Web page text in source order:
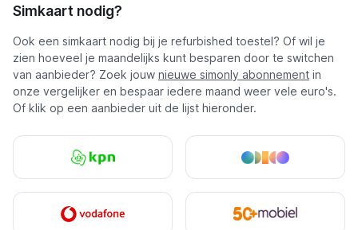
Simkaart nodig?
Ook een simkaart nodig bij je refurbished toestel? Of wil je
zien hoeveel je maandelijks kunt besparen door te switchen
van aanbieder? Zoek jouw nieuwe simonly abonnement in
onze vergelijker en bespaar iedere maand weer vele euro's.
Of klik op een aanbieder uit de lijst hieronder.